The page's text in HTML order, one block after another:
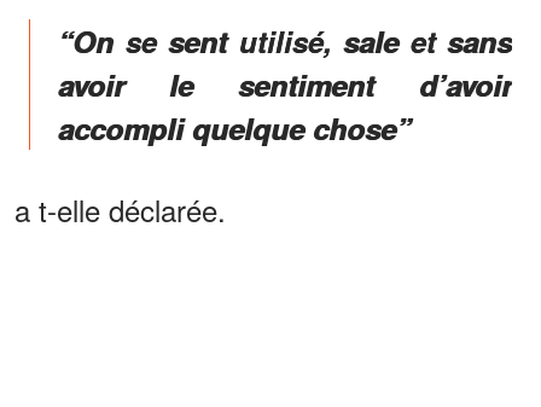
“On se sent utilisé, sale et sans
avoir le sentiment d’avoir
accompli quelque chose”
a t-elle déclarée.